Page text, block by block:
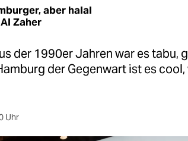
aber halal
Zaher
der 1990er Jahren war es tabu,
der Gegenwart ist es
Uhr